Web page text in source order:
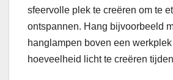
sfeervolle plek te creëren om te
ontspannen. Hang bijvoorbeeld
hanglampen boven een
hoeveelheid licht te creëren